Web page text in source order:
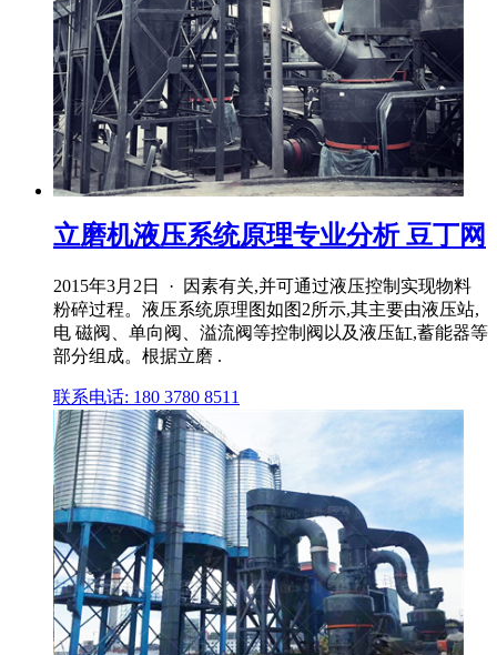
立磨机液压系统原理专业分析 豆丁网
2015年3月2日 · 因素有关,并可通过液压控制实现物料
粉碎过程。液压系统原理图如图2所示,其主要由液压站,
电 磁阀、单向阀、溢流阀等控制阀以及液压缸,蓄能器等
部分组成。根据立磨 .
联系电话: 180 3780 8511